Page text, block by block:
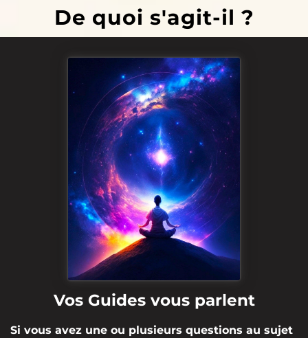
De quoi s'agit-il ?
Vos Guides vous parlent
Si vous avez une ou plusieurs questions au sujet